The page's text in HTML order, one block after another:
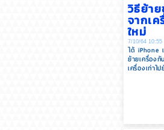
วิธีย้า
จากเค
ใหม่
7/10/64 10:55
ได้ iPhone
ย้ายเครื่อง
เครื่องเก่าไ